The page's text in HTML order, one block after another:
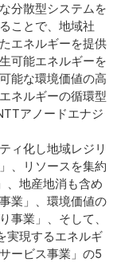
分散型システムを
ことで、地域社
エネルギーを提供
可能エネルギーを
能な環境価値の高
ネルギーの循環型
アノードエナジ
ィ化し地域レジリ
、リソースを集約
、地産地消も含め
業」、環境価値の
事業」、そして、
実現するエネルギ
ービス事業」の5